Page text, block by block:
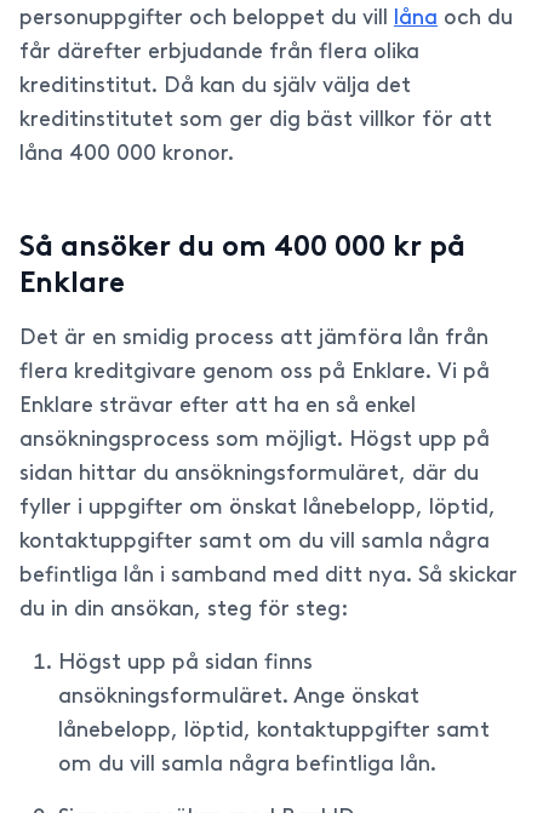
personuppgifter och beloppet du vill
låna och du
får därefter erbjudande från flera olika
kreditinstitut. Då kan du själv välja det
kreditinstitutet som ger dig bäst villkor för att
låna 400 000 kronor.
Så ansöker du om 400 000 kr på
Enklare
Det är en smidig process att jämföra lån från
flera kreditgivare genom oss på Enklare. Vi på
Enklare strävar efter att ha en så enkel
ansökningsprocess som möjligt. Högst upp på
sidan hittar du ansökningsformuläret, där du
fyller i uppgifter om önskat lånebelopp, löptid,
kontaktuppgifter samt om du vill samla några
befintliga lån i samband med ditt nya. Så skickar
du in din ansökan, steg för steg:
Högst upp på sidan finns
ansökningsformuläret. Ange önskat
lånebelopp, löptid, kontaktuppgifter samt
om du vill samla några befintliga lån.